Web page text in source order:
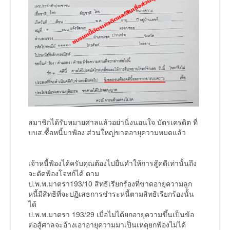
สมาชิกได้รับหมายศาลแล้วอย่านิ่งนอนใจ บัตรเครดิต ที่
บบส.ซื้อหนี้มาฟ้อง ส่วนใหญ่ขาดอายุความหมดแล้ว
เจ้าหนี้ฟ้องได้ครับคุณต้องไปยื่นคำให้การสู้คดีเท่านั้นถึง
จะตัดฟ้องโจทก์ได้ ตาม
ป.พ.พ.มาตรา193/10 สิทธิเรียกร้องที่ขาดอายุความลูก
หนี้มีสิทธิที่จะปฏิเสธการชำระหนี้ตามสิทธิเรียกร้องนั้น
ได้
ป.พ.พ.มาตรา 193/29 เมื่อไม่ได้ยกอายุความขึ้นเป็นข้อ
ต่อสู้ศาลจะอ้างเอาอายุความมาเป็นเหตุยกฟ้องไม่ได้